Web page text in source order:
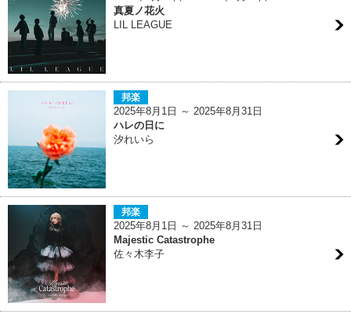
真夏ノ花火
LIL LEAGUE
邦楽
2025年8月1日 ～ 2025年8月31日
ハレの日に
汐れいら
邦楽
2025年8月1日 ～ 2025年8月31日
Majestic Catastrophe
佐々木李子